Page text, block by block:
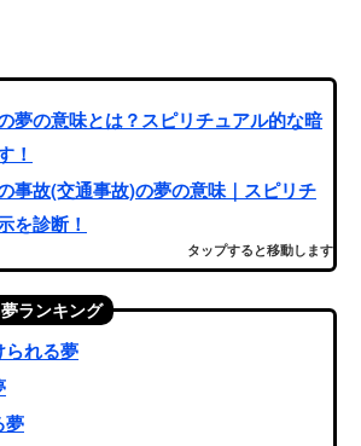
夢の意味とは？スピリチュアル的な暗
！
事故(交通事故)の夢の意味｜スピリチ
を診断！
タップすると移動します
ランキング
られる夢
夢